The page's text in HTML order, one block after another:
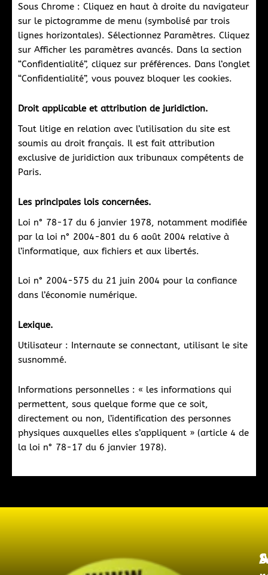
Sous Chrome : Cliquez en haut à droite du navigateur
sur le pictogramme de menu (symbolisé par trois
lignes horizontales). Sélectionnez Paramètres. Cliquez
sur Afficher les paramètres avancés. Dans la section
“Confidentialité”, cliquez sur préférences. Dans l’onglet
“Confidentialité”, vous pouvez bloquer les cookies.
Droit applicable et attribution de juridiction.
Tout litige en relation avec l’utilisation du site est
soumis au droit français. Il est fait attribution
exclusive de juridiction aux tribunaux compétents de
Paris.
Les principales lois concernées.
Loi n° 78-17 du 6 janvier 1978, notamment modifiée
par la loi n° 2004-801 du 6 août 2004 relative à
l’informatique, aux fichiers et aux libertés.
Loi n° 2004-575 du 21 juin 2004 pour la confiance
dans l’économie numérique.
Lexique.
Utilisateur : Internaute se connectant, utilisant le site
susnommé.
Informations personnelles : « les informations qui
permettent, sous quelque forme que ce soit,
directement ou non, l’identification des personnes
physiques auxquelles elles s’appliquent » (article 4 de
la loi n° 78-17 du 6 janvier 1978).